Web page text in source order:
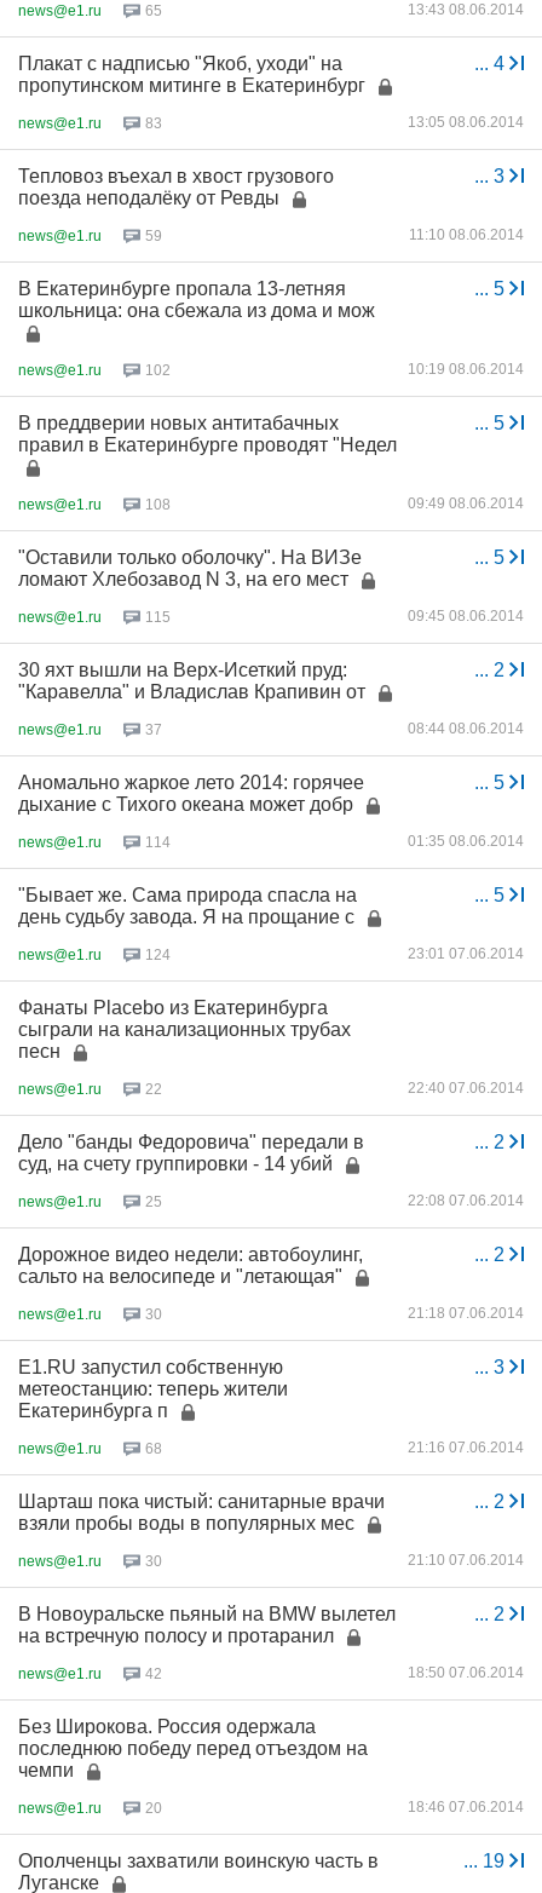
news@e1.ru 65 13:43 08.06.2014
... 4
Плакат с надписью "Якоб, уходи" на
пропутинском митинге в Екатеринбург
news@e1.ru 83 13:05 08.06.2014
... 3
Тепловоз въехал в хвост грузового
поезда неподалёку от Ревды
news@e1.ru 59 11:10 08.06.2014
... 5
В Екатеринбурге пропала 13-летняя
школьница: она сбежала из дома и мож
news@e1.ru 102 10:19 08.06.2014
... 5
В преддверии новых антитабачных
правил в Екатеринбурге проводят "Недел
news@e1.ru 108 09:49 08.06.2014
... 5
"Оставили только оболочку". На ВИЗе
ломают Хлебозавод N 3, на его мест
news@e1.ru 115 09:45 08.06.2014
... 2
30 яхт вышли на Верх-Исеткий пруд:
"Каравелла" и Владислав Крапивин от
news@e1.ru 37 08:44 08.06.2014
... 5
Аномально жаркое лето 2014: горячее
дыхание с Тихого океана может добр
news@e1.ru 114 01:35 08.06.2014
... 5
"Бывает же. Сама природа спасла на
день судьбу завода. Я на прощание с
news@e1.ru 124 23:01 07.06.2014
Фанаты Placebo из Екатеринбурга
сыграли на канализационных трубах
песн
news@e1.ru 22 22:40 07.06.2014
... 2
Дело "банды Федоровича" передали в
суд, на счету группировки - 14 убий
news@e1.ru 25 22:08 07.06.2014
... 2
Дорожное видео недели: автобоулинг,
сальто на велосипеде и "летающая"
news@e1.ru 30 21:18 07.06.2014
... 3
E1.RU запустил собственную
метеостанцию: теперь жители
Екатеринбурга п
news@e1.ru 68 21:16 07.06.2014
... 2
Шарташ пока чистый: санитарные врачи
взяли пробы воды в популярных мес
news@e1.ru 30 21:10 07.06.2014
... 2
В Новоуральске пьяный на BMW вылетел
на встречную полосу и протаранил
news@e1.ru 42 18:50 07.06.2014
Без Широкова. Россия одержала
последнюю победу перед отъездом на
чемпи
news@e1.ru 20 18:46 07.06.2014
... 19
Ополченцы захватили воинскую часть в
Луганске